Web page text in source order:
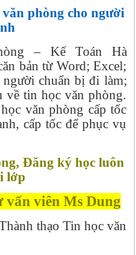
phòng cho người
– Kế Toán Hà
bản từ Word; Excel;
chuẩn bị đi làm;
về tin học văn phòng.
văn phòng cấp tốc
cấp tốc để phục vụ
Đăng ký học luôn
lớp
vấn viên Ms Dung
thạo Tin học văn